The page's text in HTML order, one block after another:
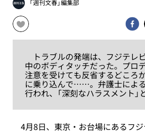
「週刊文春」編集部
トラブルの発端は、フジテレ
中のボディタッチだった。プロ
注意を受けても反省するどころ
に乗り込んで……。弁護士によ
行われ、「深刻なハラスメント」
4月8日、東京・お台場にあるフ